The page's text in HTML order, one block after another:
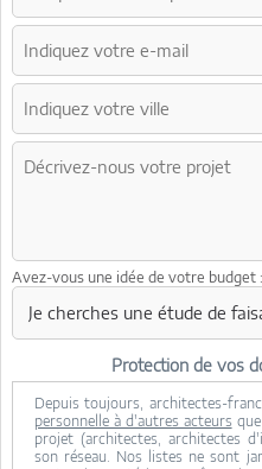
Avez-vous une idée de votre budget :
Protection de vos
Depuis toujours, architectes-
personnelle à d'autres acteurs
projet (architectes, architectes
son réseau. Nos listes ne sont